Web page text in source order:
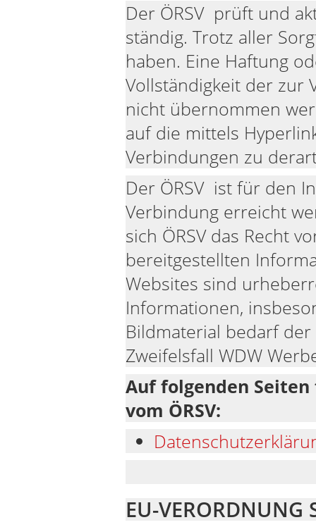
Der ÖRSV prüft und
ständig. Trotz aller
haben. Eine Haftung
Vollständigkeit der zur
nicht übernommen
auf die mittels
Verbindungen zu
Der ÖRSV ist für den
Verbindung erreicht
sich ÖRSV das Recht
bereitgestellten
Websites sind
Informationen,
Bildmaterial bedarf
Zweifelsfall WDW
Auf folgenden
vom ÖRSV:
EU-VERORDNUNG